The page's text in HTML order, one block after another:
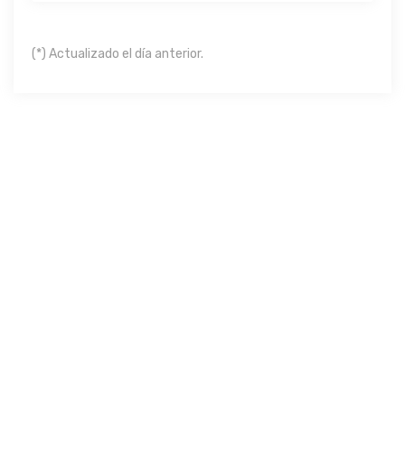
(*) Actualizado el día anterior.